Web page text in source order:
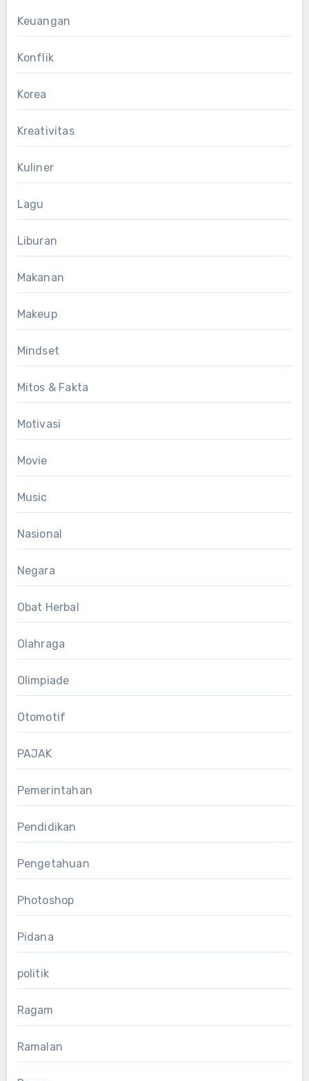
Keuangan
Konflik
Korea
Kreativitas
Kuliner
Lagu
Liburan
Makanan
Makeup
Mindset
Mitos & Fakta
Motivasi
Movie
Music
Nasional
Negara
Obat Herbal
Olahraga
Olimpiade
Otomotif
PAJAK
Pemerintahan
Pendidikan
Pengetahuan
Photoshop
Pidana
politik
Ragam
Ramalan